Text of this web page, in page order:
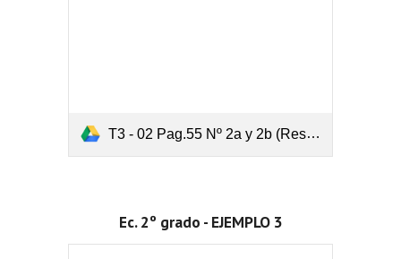
T3 - 02 Pag.55 Nº 2a y 2b (Resuelve y representa).pdf
Ec. 2º grado - EJEMPLO 3